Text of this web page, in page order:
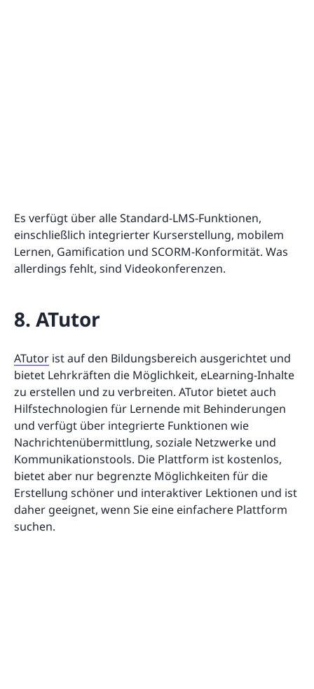
Es verfügt über alle Standard-LMS-Funktionen,
einschließlich integrierter Kurserstellung, mobilem
Lernen, Gamification und SCORM-Konformität. Was
allerdings fehlt, sind Videokonferenzen.
8. ATutor
ATutor ist auf den Bildungsbereich ausgerichtet und
bietet Lehrkräften die Möglichkeit, eLearning-Inhalte
zu erstellen und zu verbreiten. ATutor bietet auch
Hilfstechnologien für Lernende mit Behinderungen
und verfügt über integrierte Funktionen wie
Nachrichtenübermittlung, soziale Netzwerke und
Kommunikationstools. Die Plattform ist kostenlos,
bietet aber nur begrenzte Möglichkeiten für die
Erstellung schöner und interaktiver Lektionen und ist
daher geeignet, wenn Sie eine einfachere Plattform
suchen.